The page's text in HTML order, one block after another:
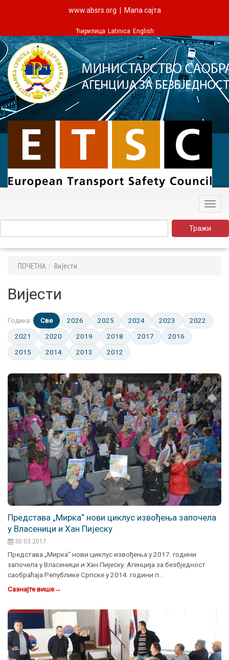
www.absrs.org Мапа сајта
Ћирилица Latinica English
ПОЧЕТНА Вијести
Вијести
Година: Све 2026 2025 2024 2023
2022
2021
2020 2019 2018 2017
2016
2015
2014 2013 2012
Представа „Мирка“ нови циклус извођења започела
у Власеници и Хан Пијеску
30.03.2017.
Представа „Мирка“ нови циклус извођења у 2017. години
започела у Власеници и Хан Пијеску. Агенција за безбједност
саобраћаја Републике Српске у 2014. години п…
Сазнајте више→